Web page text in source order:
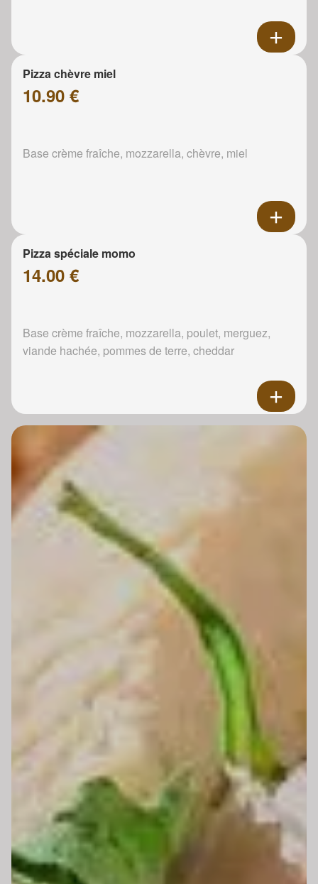
Pizza chèvre miel
10.90 €
Base crème fraîche, mozzarella, chèvre, miel
Pizza spéciale momo
14.00 €
Base crème fraîche, mozzarella, poulet, merguez,
viande hachée, pommes de terre, cheddar